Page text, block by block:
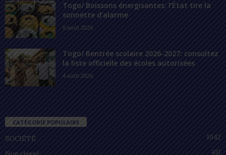
Togo/ Boissons énergisantes: l’État tire la
sonnette d’alarme
6 août 2026
Togo/ Rentrée scolaire 2026-2027: consultez
la liste officielle des écoles autorisées
4 août 2026
CATÉGORIE POPULAIRE
SOCIÉTÉ
1042
481